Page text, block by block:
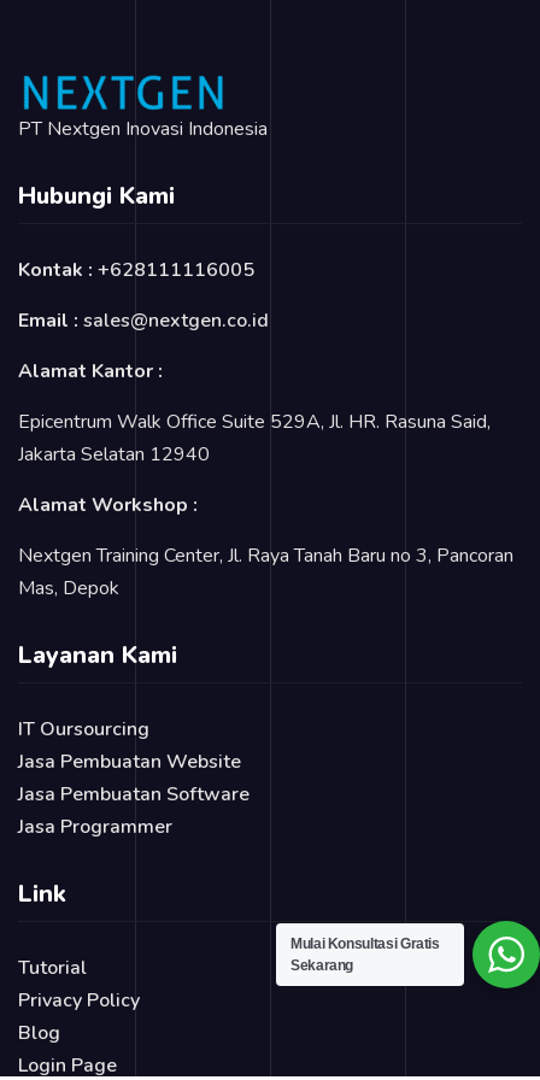
PT Nextgen Inovasi Indonesia
Hubungi Kami
Kontak : +628111116005
Email : sales@nextgen.co.id
Alamat Kantor :
Epicentrum Walk Office Suite 529A, Jl. HR. Rasuna Said,
Jakarta Selatan 12940
Alamat Workshop :
Nextgen Training Center, Jl. Raya Tanah Baru no 3, Pancoran
Mas, Depok
Layanan Kami
IT Oursourcing
Jasa Pembuatan Website
Jasa Pembuatan Software
Jasa Programmer
Link
Tutorial
Privacy Policy
Blog
Login Page
Mulai Konsultasi Gratis
Sekarang